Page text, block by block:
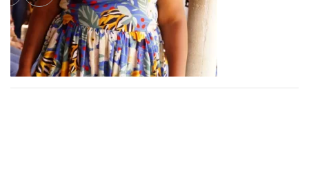
Twitter
Linkedin